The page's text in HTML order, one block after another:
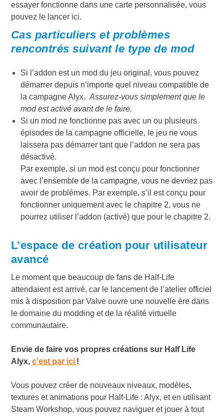
essayer fonctionne dans une carte personnalisée, vous
pouvez le lancer ici.
Cas particuliers et problèmes
rencontrés suivant le type de mod
Si l’addon est un mod du jeu original, vous pouvez
démarrer depuis n’importe quel niveau compatible de
la campagne Alyx.Assurez-vous simplement que le
mod est activé avant de le faire.
Si un mod ne fonctionne pas avec un ou plusieurs
épisodes de la campagne officielle, le jeu ne vous
laissera pas démarrer tant que l’addon ne sera pas
désactivé.
Par exemple, si un mod est conçu pour fonctionner
avec l’ensemble de la campagne, vous ne devriez pas
avoir de problèmes. Par exemple, s’il est conçu pour
fonctionner uniquement avec le chapitre 2, vous ne
pourrez utiliser l’addon (activé) que pour le chapitre 2.
L’espace de création pour utilisateur
avancé
Le moment que beaucoup de fans de Half-Life
attendaient est arrivé, car le lancement de l’atelier officiel
mis à disposition par Valve ouvre une nouvelle ère dans
le domaine du modding et de la réalité virtuelle
communautaire.
Envie de faire vos propres créations sur Half Life
Alyx, c’est par ici !
Vous pouvez créer de nouveaux niveaux, modèles,
textures et animations pour Half-Life : Alyx, et en utilisant
Steam Workshop, vous pouvez naviguer et jouer à tout